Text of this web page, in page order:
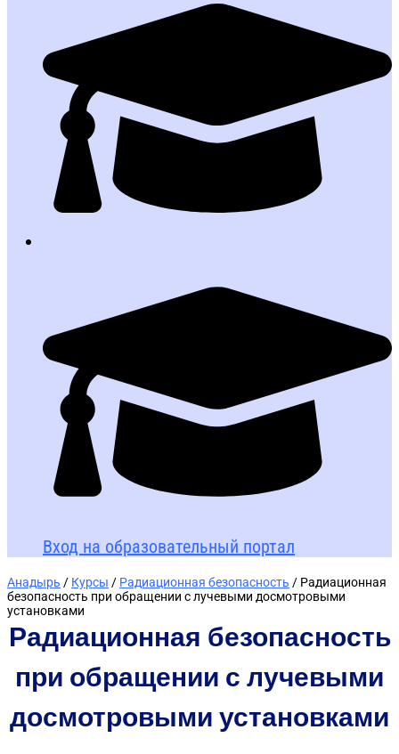
Вход на образовательный портал
Анадырь / Курсы / Радиационная безопасность / Радиационная
безопасность при обращении с лучевыми досмотровыми
установками
Радиационная безопасность
при обращении с лучевыми
досмотровыми установками